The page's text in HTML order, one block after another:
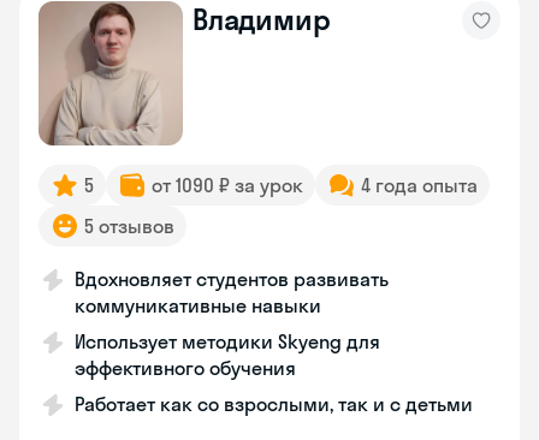
Владимир
5 от 1090 ₽ за урок
4 года опыта
5 отзывов
Вдохновляет студентов развивать
коммуникативные навыки
Использует методики Skyeng для
эффективного обучения
Работает как со взрослыми, так и с детьми